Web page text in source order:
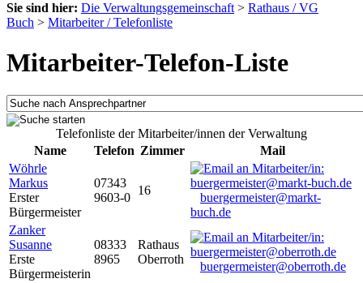
Sie sind hier: Die Verwaltungsgemeinschaft > Rathaus / VG
Buch > Mitarbeiter / Telefonliste
Mitarbeiter-Telefon-Liste
Telefonliste der Mitarbeiter/innen der Verwaltung
Name
Telefon Zimmer
Mail
Wöhrle
Markus
Erster
Bürgermeister
07343
9603-0
16
buergermeister@markt-
buch.de
Zanker
Susanne
Erste
Bürgermeisterin
08333
8965
Rathaus
Oberroth
buergermeister@oberroth.de